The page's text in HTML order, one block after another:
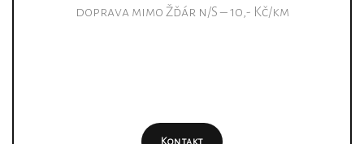
doprava mimo Žďár n/S – 10,- Kč/km
Kontakt